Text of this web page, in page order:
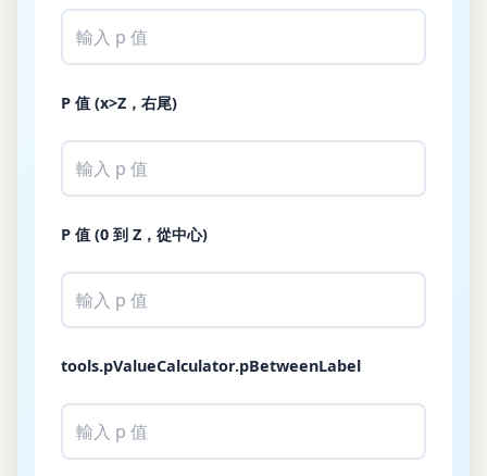
P 值 (x>Z，右尾)
P 值 (0 到 Z，從中心)
tools.pValueCalculator.pBetweenLabel